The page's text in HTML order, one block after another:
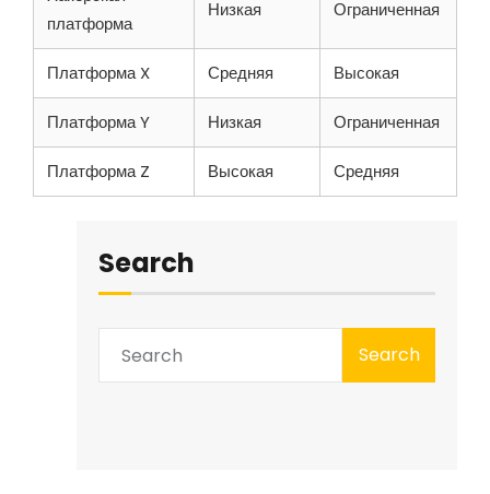
платформа
Низкая Ограниченная
Платформа X Средняя Высокая
Платформа Y Низкая Ограниченная
Платформа Z Высокая Средняя
Search
Search